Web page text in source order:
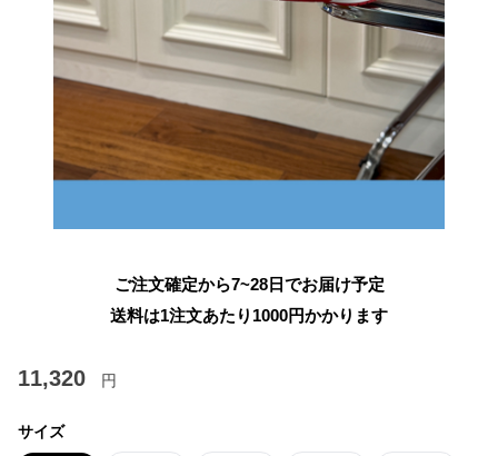
ご注文確定から7~28日でお届け予定
送料は1注文あたり 1000円かかります
11,320 円
サイズ